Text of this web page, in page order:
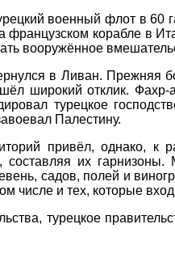
военный флот в
французском корабле в
вооружённое
в Ливан. Прежняя
широкий отклик.
турецкое
Палестину.
привёл, однако, к
составляя их
садов, полей и
числе и тех, которые
турецкое